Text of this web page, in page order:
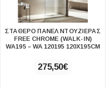
ΣΤΑΘΕΡΌ ΠΆΝΕΛ ΝΤΟΥΖΙΈΡΑΣ
FREE CHROME (WALK-IN)
WA195 – WA 120195 120Χ195CM
275,50€